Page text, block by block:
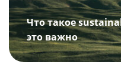
Что такое
это важно